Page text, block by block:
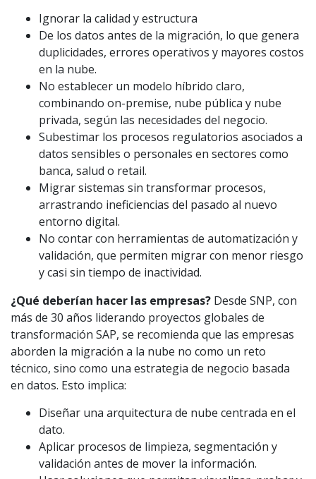
Ignorar la calidad y estructura
De los datos antes de la migración, lo que genera
duplicidades, errores operativos y mayores costos
en la nube.
No establecer un modelo híbrido claro,
combinando on-premise, nube pública y nube
privada, según las necesidades del negocio.
Subestimar los procesos regulatorios asociados a
datos sensibles o personales en sectores como
banca, salud o retail.
Migrar sistemas sin transformar procesos,
arrastrando ineficiencias del pasado al nuevo
entorno digital.
No contar con herramientas de automatización y
validación, que permiten migrar con menor riesgo
y casi sin tiempo de inactividad.
¿Qué deberían hacer las empresas? Desde SNP, con
más de 30 años liderando proyectos globales de
transformación SAP, se recomienda que las empresas
aborden la migración a la nube no como un reto
técnico, sino como una estrategia de negocio basada
en datos. Esto implica:
Diseñar una arquitectura de nube centrada en el
dato.
Aplicar procesos de limpieza, segmentación y
validación antes de mover la información.